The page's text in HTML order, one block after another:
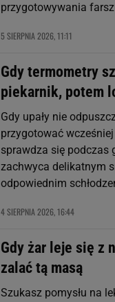
przygotowywania
5 SIERPNIA 2026, 11:11
Gdy termometry
piekarnik, potem
Gdy upały nie
przygotować
sprawdza się podczas
zachwyca delikatnym
odpowiednim
4 SIERPNIA 2026, 16:44
Gdy żar leje się z
zalać tą masą
Szukasz pomysłu na